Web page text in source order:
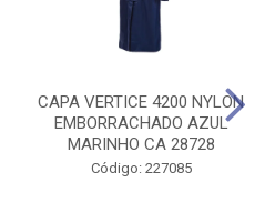
CAPA VERTICE 4200 NYLON
EMBORRACHADO AZUL
MARINHO CA 28728
Código: 227085